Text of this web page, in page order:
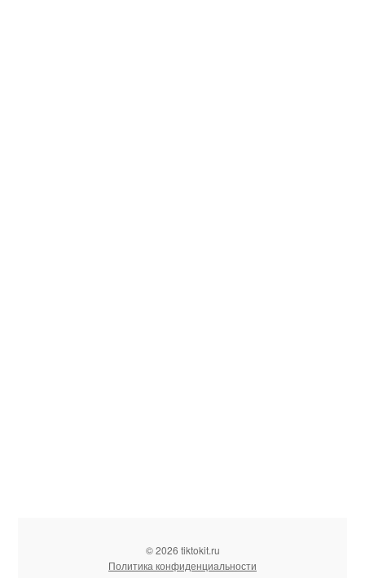
© 2026 tiktokit.ru
Политика конфиденциальности